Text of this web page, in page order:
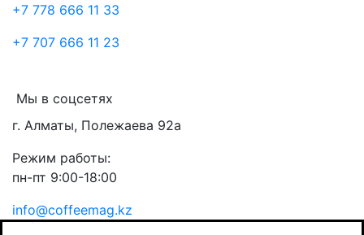
+7 778 666 11 33
+7 707 666 11 23
Мы в соцсетях
г. Алматы, Полежаева 92а
Режим работы:
пн-пт 9:00-18:00
info@coffeemag.kz